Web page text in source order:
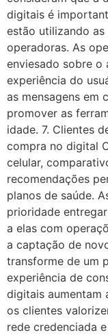
digitais é
estão utilizando
operadoras. As
enviesado sobre o
experiência do
as mensagens em
promover as
idade. 7. Clientes
compra no digital
celular,
recomendações
planos de saúde.
prioridade
a elas com
a captação de
transforme de um
experiência de
digitais aumentam
os clientes
rede credenciada